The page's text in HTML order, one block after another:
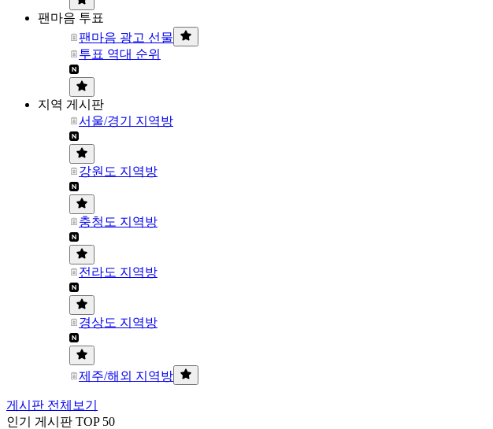
팬마음 투표
팬마음 광고 선물
투표 역대 순위
지역 게시판
서울/경기 지역방
강원도 지역방
충청도 지역방
전라도 지역방
경상도 지역방
제주/해외 지역방
게시판 전체보기
인기 게시판 TOP 50